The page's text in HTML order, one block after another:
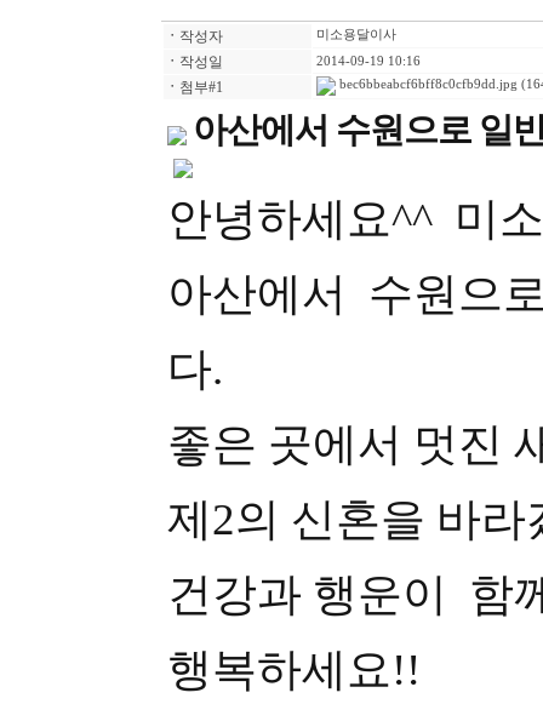
ㆍ 작성자 미소용달이사
ㆍ 작성일 2014-09-19 10:16
ㆍ 첨부#1 bec6bbeabcf6bff8c0cfb9dd.jpg
아산에서 수원으로 일
안녕하세요^^ 미
아산에서 수원으
다.
좋은 곳에서 멋진
제2의 신혼을 바라
건강과 행운이 함
행복하세요!!